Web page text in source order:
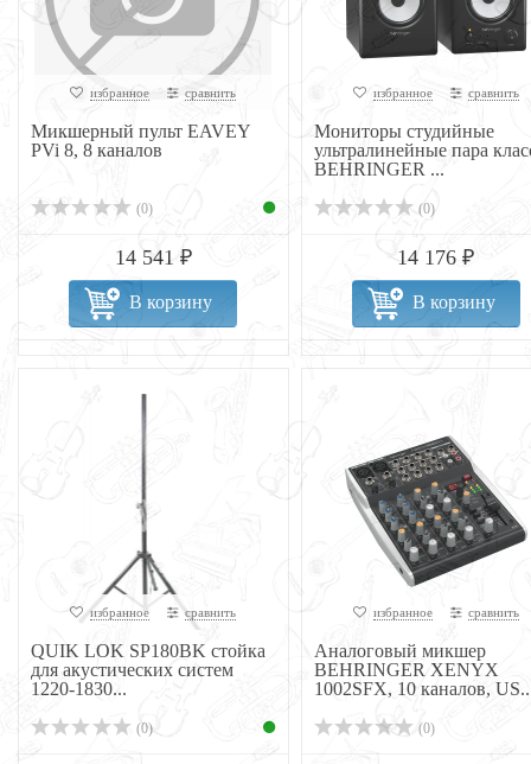
избранное сравнить
Микшерный пульт EAVEY
PVi 8, 8 каналов
(0)
14 541 ₽
В корзину
избранное сравнить
Мониторы студийные
ультралинейные пара
BEHRINGER ...
(0)
14 176 ₽
В корзину
избранное сравнить
QUIK LOK SP180BK стойка
для акустических систем
1220-1830...
(0)
избранное сравнить
Аналоговый микшер
BEHRINGER XENYX
1002SFX, 10 каналов,
(0)